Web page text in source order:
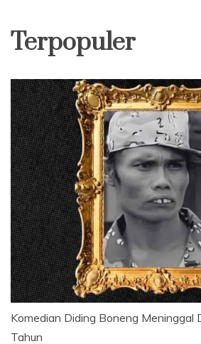
Terpopuler
Komedian Diding Boneng Meninggal
Tahun